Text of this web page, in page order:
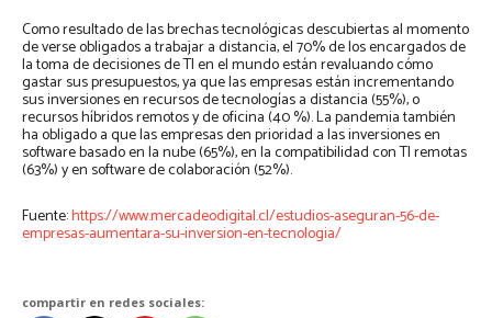
Como resultado de las brechas tecnológicas descubiertas al momento
de verse obligados a trabajar a distancia, el 70% de los encargados de
la toma de decisiones de TI en el mundo están revaluando cómo
gastar sus presupuestos, ya que las empresas están incrementando
sus inversiones en recursos de tecnologías a distancia (55%), o
recursos híbridos remotos y de oficina (40 %). La pandemia también
ha obligado a que las empresas den prioridad a las inversiones en
software basado en la nube (65%), en la compatibilidad con TI remotas
(63%) y en software de colaboración (52%).
Fuente:https://www.mercadeodigital.cl/estudios-aseguran-56-de-
empresas-aumentara-su-inversion-en-tecnologia/
compartir en redes sociales: